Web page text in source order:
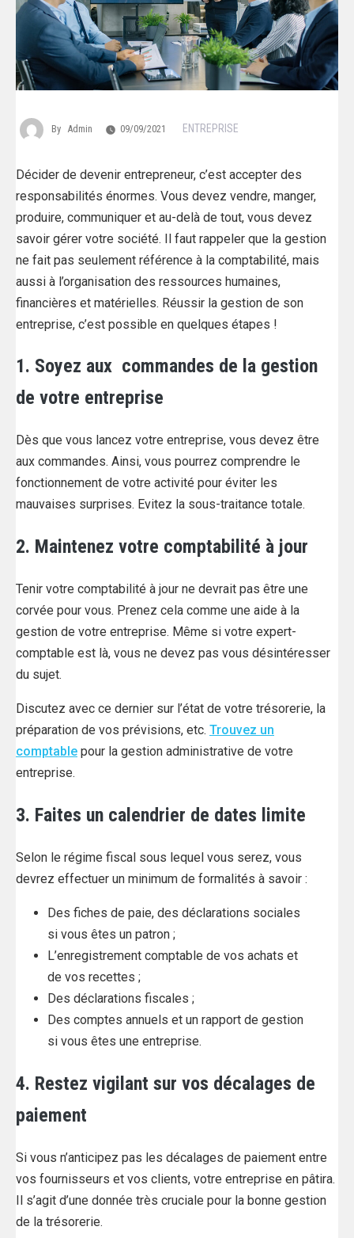
By Admin 09/09/2021 ENTREPRISE
Décider de devenir entrepreneur, c’est accepter des
responsabilités énormes. Vous devez vendre, manger,
produire, communiquer et au-delà de tout, vous devez
savoir gérer votre société. Il faut rappeler que la gestion
ne fait pas seulement référence à la comptabilité, mais
aussi à l’organisation des ressources humaines,
financières et matérielles. Réussir la gestion de son
entreprise, c’est possible en quelques étapes !
1. Soyez aux commandes de la gestion
de votre entreprise
Dès que vous lancez votre entreprise, vous devez être
aux commandes. Ainsi, vous pourrez comprendre le
fonctionnement de votre activité pour éviter les
mauvaises surprises. Evitez la sous-traitance totale.
2. Maintenez votre comptabilité à jour
Tenir votre comptabilité à jour ne devrait pas être une
corvée pour vous. Prenez cela comme une aide à la
gestion de votre entreprise. Même si votre expert-
comptable est là, vous ne devez pas vous désintéresser
du sujet.
Discutez avec ce dernier sur l’état de votre trésorerie, la
préparation de vos prévisions, etc. Trouvez un
comptable pour la gestion administrative de votre
entreprise.
3. Faites un calendrier de dates limite
Selon le régime fiscal sous lequel vous serez, vous
devrez effectuer un minimum de formalités à savoir :
Des fiches de paie, des déclarations sociales
si vous êtes un patron ;
L’enregistrement comptable de vos achats et
de vos recettes ;
Des déclarations fiscales ;
Des comptes annuels et un rapport de gestion
si vous êtes une entreprise.
4. Restez vigilant sur vos décalages de
paiement
Si vous n’anticipez pas les décalages de paiement entre
vos fournisseurs et vos clients, votre entreprise en pâtira.
Il s’agit d’une donnée très cruciale pour la bonne gestion
de la trésorerie.